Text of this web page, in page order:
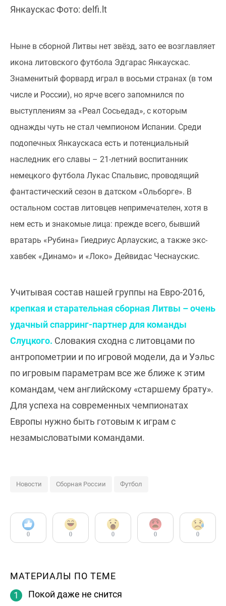
Янкаускас Фото: delfi.lt
Ныне в сборной Литвы нет звёзд, зато ее возглавляет
икона литовского футбола Эдгарас Янкаускас.
Знаменитый форвард играл в восьми странах (в том
числе и России), но ярче всего запомнился по
выступлениям за «Реал Сосьедад», с которым
однажды чуть не стал чемпионом Испании. Среди
подопечных Янкаускаса есть и потенциальный
наследник его славы – 21-летний воспитанник
немецкого футбола Лукас Спальвис, проводящий
фантастический сезон в датском «Ольборге». В
остальном состав литовцев непримечателен, хотя в
нем есть и знакомые лица: прежде всего, бывший
вратарь «Рубина» Гиедриус Арлаускис, а также экс-
хавбек «Динамо» и «Локо» Дейвидас Чеснаускис.
Учитывая состав нашей группы на Евро-2016,
крепкая и старательная сборная Литвы – очень
удачный спарринг-партнер для команды
Слуцкого. Словакия сходна с литовцами по
антропометрии и по игровой модели, да и Уэльс
по игровым параметрам все же ближе к этим
командам, чем английскому «старшему брату».
Для успеха на современных чемпионатах
Европы нужно быть готовым к играм с
незамысловатыми командами.
Новости Сборная России Футбол
0 0 0 0 0
МАТЕРИАЛЫ ПО ТЕМЕ
Покой даже не снится